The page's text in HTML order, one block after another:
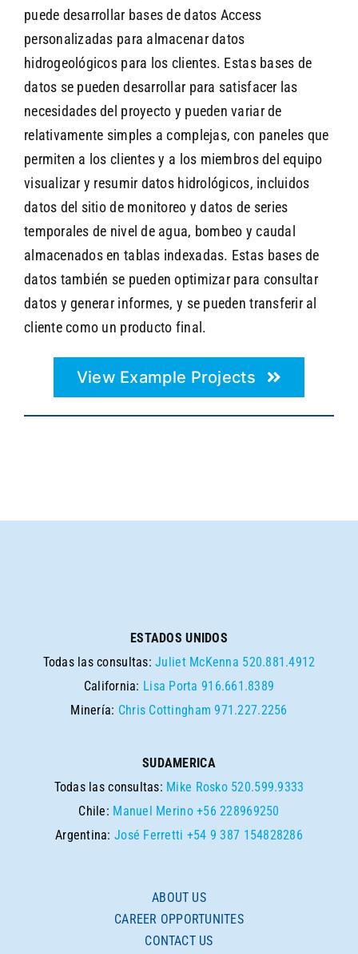
puede desarrollar bases de datos Access
personalizadas para almacenar datos
hidrogeológicos para los clientes. Estas bases de
datos se pueden desarrollar para satisfacer las
necesidades del proyecto y pueden variar de
relativamente simples a complejas, con paneles que
permiten a los clientes y a los miembros del equipo
visualizar y resumir datos hidrológicos, incluidos
datos del sitio de monitoreo y datos de series
temporales de nivel de agua, bombeo y caudal
almacenados en tablas indexadas. Estas bases de
datos también se pueden optimizar para consultar
datos y generar informes, y se pueden transferir al
cliente como un producto final.
View Example Projects
ESTADOS UNIDOS
Todas las consultas:Juliet McKenna 520.881.4912
California: Lisa Porta 916.661.8389
Minería: Chris Cottingham 971.227.2256
SUDAMERICA
Todas las consultas: Mike Rosko 520.599.9333
Chile: Manuel Merino +56 228969250
Argentina:José Ferretti +54 9 387 154828286
ABOUT US
CAREER OPPORTUNITES
CONTACT US